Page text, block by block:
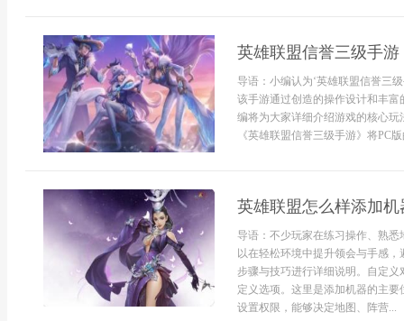
英雄联盟信誉三级手
导语：小编认为‘英雄联盟信誉三
该手游通过创造的操作设计和丰
编将为大家详细介绍游戏的核心
《英雄联盟信誉三级手游》将PC
英雄联盟怎么样添加机
导语：不少玩家在练习操作、熟
以在轻松环境中提升领会与手感
步骤与技巧进行详细说明。自定
定义选项。这里是添加机器的主
设置权限，能够决定地图、阵营...